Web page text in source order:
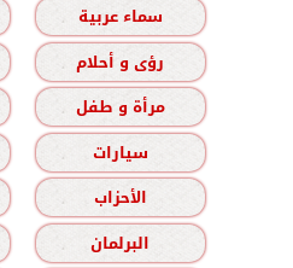
سماء عربية
رؤى و أحلام
مرأة و طفل
سيارات
الأحزاب
البرلمان